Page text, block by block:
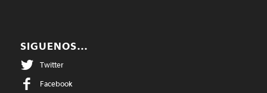
SIGUENOS…
Twitter
Facebook